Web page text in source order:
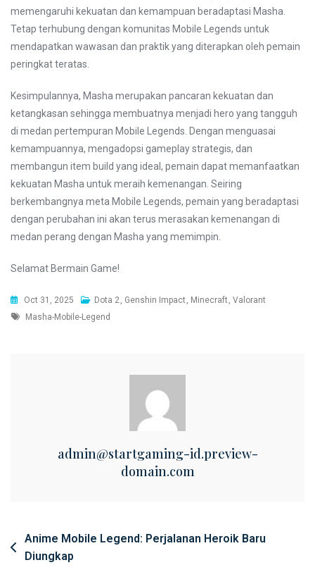
memengaruhi kekuatan dan kemampuan beradaptasi Masha.
Tetap terhubung dengan komunitas Mobile Legends untuk
mendapatkan wawasan dan praktik yang diterapkan oleh pemain
peringkat teratas.
Kesimpulannya, Masha merupakan pancaran kekuatan dan
ketangkasan sehingga membuatnya menjadi hero yang tangguh
di medan pertempuran Mobile Legends. Dengan menguasai
kemampuannya, mengadopsi gameplay strategis, dan
membangun item build yang ideal, pemain dapat memanfaatkan
kekuatan Masha untuk meraih kemenangan. Seiring
berkembangnya meta Mobile Legends, pemain yang beradaptasi
dengan perubahan ini akan terus merasakan kemenangan di
medan perang dengan Masha yang memimpin.
Selamat Bermain Game!
Oct 31, 2025 Dota 2 Genshin Impact Minecraft Valorant
Tags
Masha-Mobile-Legend
admin@startgaming-id.preview-
domain.com
Post
navigation
Anime Mobile Legend: Perjalanan Heroik Baru
Diungkap